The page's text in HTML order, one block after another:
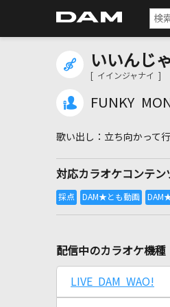
いいんじ
[ イインジャナイ ]
FUNKY
立ち向かって
対応カラオケコンテン
配信中のカラオケ機種
LIVE DAM WAO!